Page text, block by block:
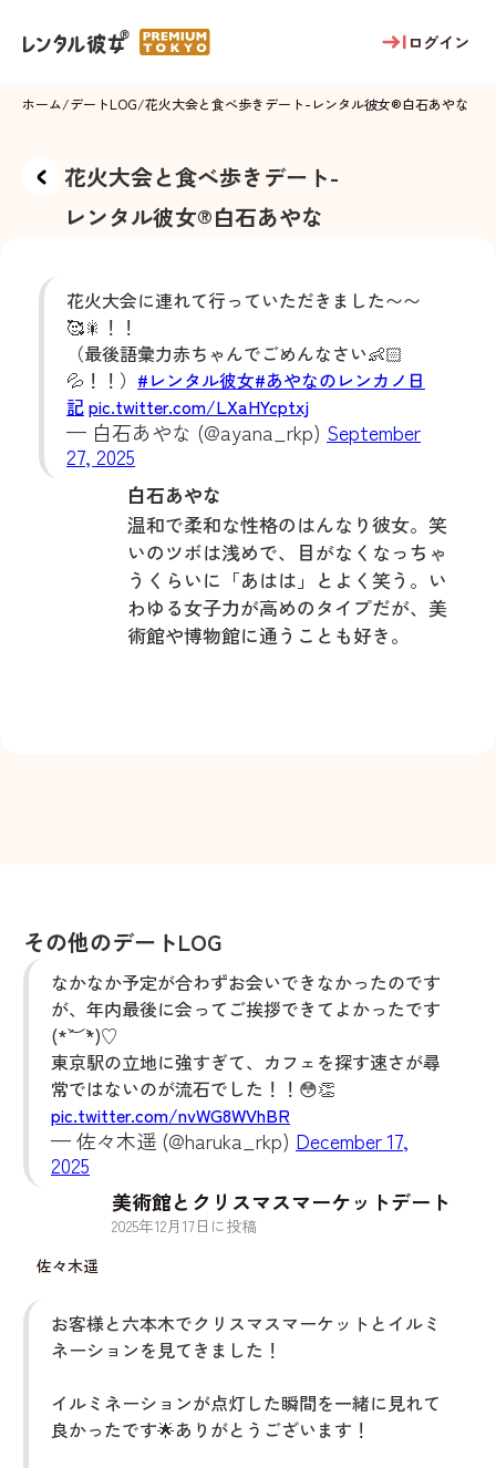
ログイン
ホーム/デートLOG/花火大会と食べ歩きデート-レンタル彼女®白石あやな
花火大会と食べ歩きデート-
レンタル彼女®白石あやな
花火大会に連れて行っていただきました〜〜
🥰🎇！！
（最後語彙力赤ちゃんでごめんなさい👶🏻
💦！！） #レンタル彼女#あやなのレンカノ日
記pic.twitter.com/LXaHYcptxj
— 白石あやな (@ayana_rkp) September
27, 2025
白石あやな
温和で柔和な性格のはんなり彼女。笑
いのツボは浅めで、目がなくなっちゃ
うくらいに「あはは」とよく笑う。い
わゆる女子力が高めのタイプだが、美
術館や博物館に通うことも好き。
その他のデートLOG
なかなか予定が合わずお会いできなかったのです
が、年内最後に会ってご挨拶できてよかったです
(*´︶`*)♡
東京駅の立地に強すぎて、カフェを探す速さが尋
常ではないのが流石でした！！😳👏
pic.twitter.com/nvWG8WVhBR
— 佐々木遥 (@haruka_rkp) December 17,
2025
佐々木遥
美術館とクリスマスマーケットデート
2025年12月 17日に投稿
お客様と六本木でクリスマスマーケットとイルミ
ネーションを見てきました！
イルミネーションが点灯した瞬間を一緒に見れて
良かったです🌟ありがとうございます！